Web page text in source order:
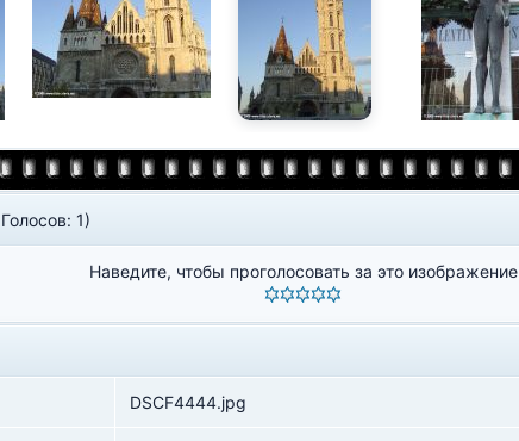
1)
Наведите, чтобы проголосовать за это изображение
DSCF4444.jpg